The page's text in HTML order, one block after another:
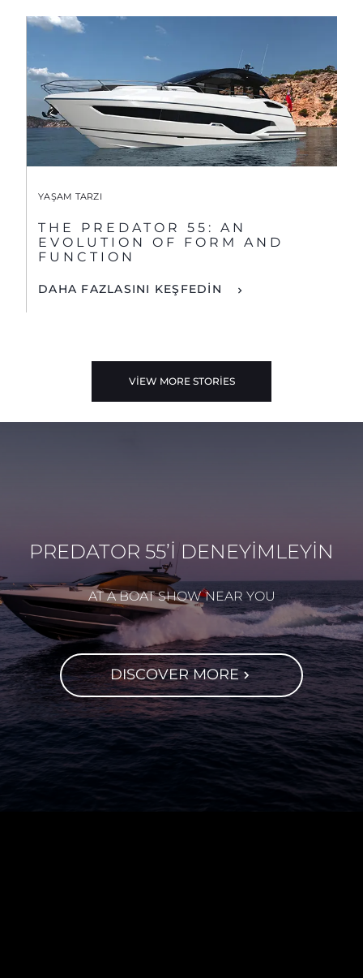
YAŞAM TARZI
THE PREDATOR 55: AN
EVOLUTION OF FORM AND
FUNCTION
DAHA FAZLASINI KEŞFEDİN
VIEW MORE STORIES
PREDATOR 55’İ DENEYİMLEYİN
AT A BOAT SHOW NEAR YOU
DISCOVER MORE